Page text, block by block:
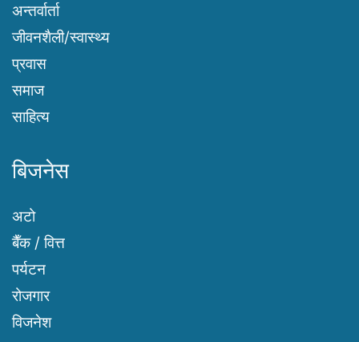
अन्तर्वार्ता
जीवनशैली/स्वास्थ्य
प्रवास
समाज
साहित्य
बिजनेस
अटो
बैँक / वित्त
पर्यटन
रोजगार
विजनेश